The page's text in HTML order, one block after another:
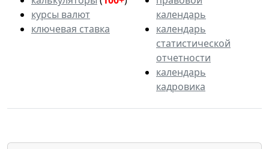
курсы валют
ключевая ставка
календарь
календарь
статистической
отчетности
календарь
кадровика